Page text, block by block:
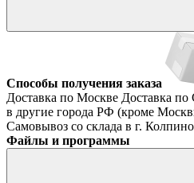
Способы получения заказа
Доставка по Москве Доставка по
в другие города РФ (кроме
Самовывоз со склада в г. Колпино
Файлы и программы